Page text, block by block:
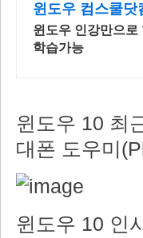
윈도우 컴스쿨
윈도우 인강만으로
학습가능
윈도우 10 최
대폰 도우미
윈도우 10 인